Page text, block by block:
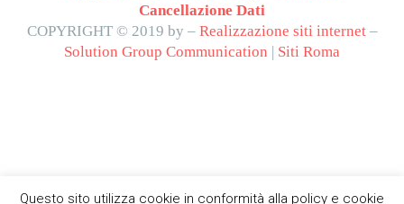
Cancellazione Dati
COPYRIGHT © 2019 by – Realizzazione siti internet–
Solution Group Communication | Siti Roma
Questo sito utilizza cookie in conformità alla policy e cookie